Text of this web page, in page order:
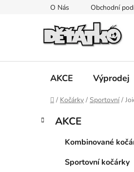
O Nás Obchodní
AKCE Výprodej
Domů
/ Kočárky / Sportovní /
PPřeskočit
kategorie
K
a
AKCE
Kombinované
Sportovní kočárky